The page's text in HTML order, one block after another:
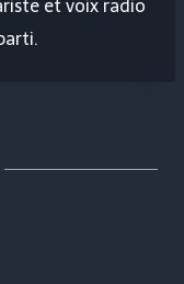
et voix radio